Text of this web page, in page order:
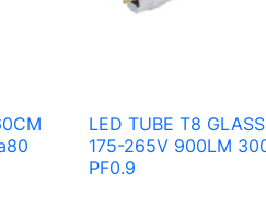
 Aperçu
LED TUBE T8
175-265V 900LM
PF0.9